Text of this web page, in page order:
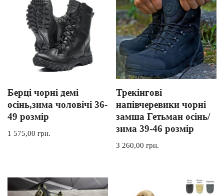
Берці чорні демі
осінь,зима чоловічі 36-
49 розмір
1 575,00 грн.
Трекінгові
напівчеревики чорні
замша Гетьман осінь/
зима 39-46 розмір
3 260,00грн.